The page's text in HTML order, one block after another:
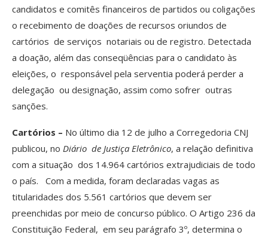
candidatos e comitês financeiros de partidos ou coligações
o recebimento de doações de recursos oriundos de
cartórios de serviços notariais ou de registro. Detectada
a doação, além das conseqüências para o candidato às
eleições, o responsável pela serventia poderá perder a
delegação ou designação, assim como sofrer outras
sanções.
Cartórios – No último dia 12 de julho a Corregedoria CNJ
publicou, no Diário de Justiça Eletrônico, a relação definitiva
com a situação dos 14.964 cartórios extrajudiciais de todo
o país. Com a medida, foram declaradas vagas as
titularidades dos 5.561 cartórios que devem ser
preenchidas por meio de concurso público. O Artigo 236 da
Constituição Federal, em seu parágrafo 3º, determina o